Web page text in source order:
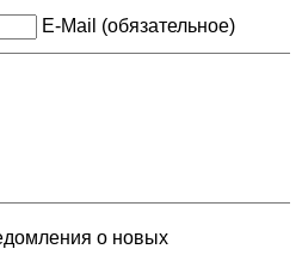
E-Mail (обязательное)
о новых